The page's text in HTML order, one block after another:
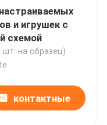
и игрушек с
схемой
шт. на образец)
контактные